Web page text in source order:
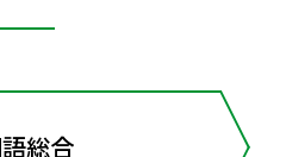
総合